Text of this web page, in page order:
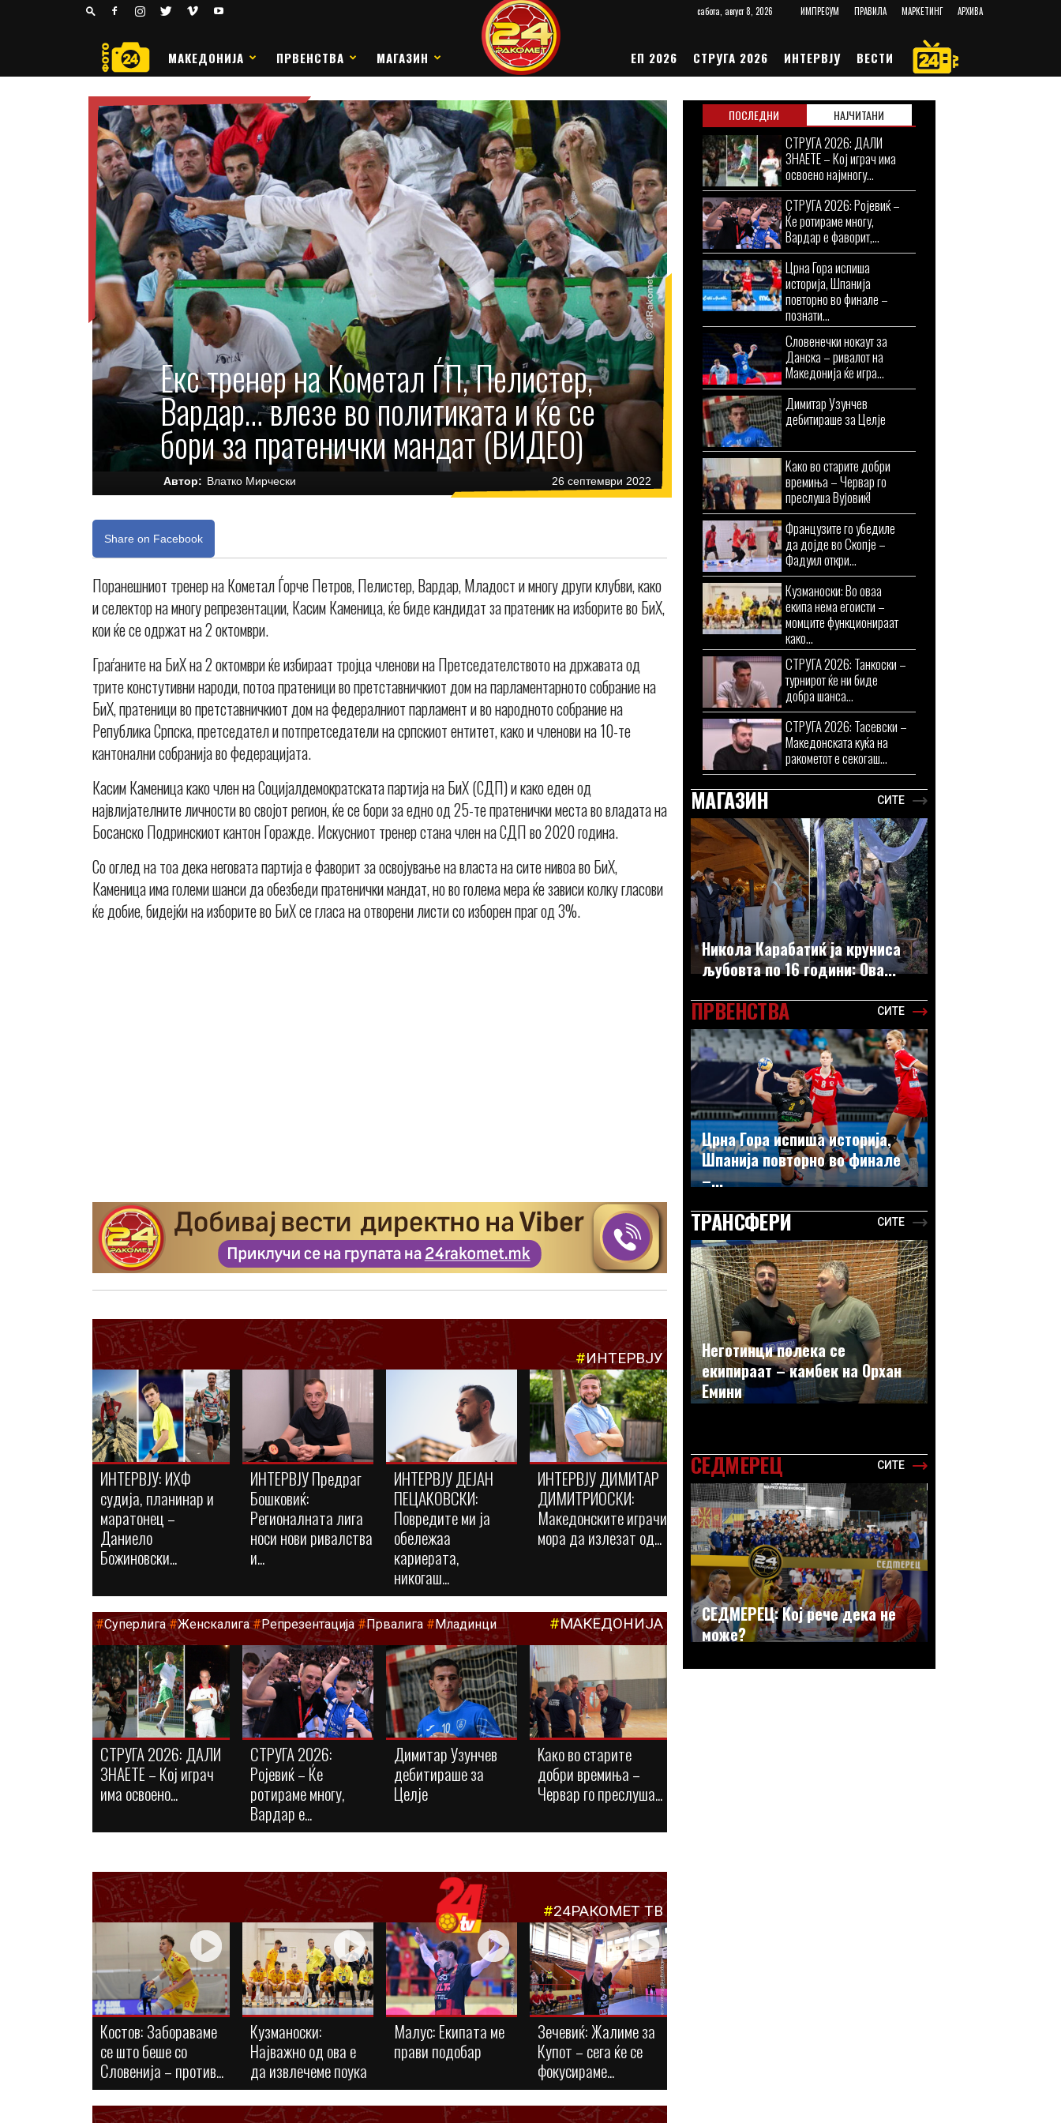
сабота, август 8, 2026 ИМПРЕСУМ ПРАВИЛА МАРКЕТИНГ АРХИВА
РАКОМЕТ
МАКЕДОНИЈА ПРВЕНСТВА МАГАЗИН ЕП 2026 СТРУГА 2026 ИНТЕРВЈУ ВЕСТИ
Екс тренер на Кометал ЃП, Пелистер,
Вардар… влезе во политиката и ќе се
бори за пратенички мандат (ВИДЕО)
Автор: Влатко Мирчески 26 септември 2022
Share on Facebook
Поранешниот тренер на Кометал Ѓорче Петров, Пелистер, Вардар, Младост и многу други клубви, како
и селектор на многу репрезентации, Касим Каменица, ќе биде кандидат за пратеник на изборите во БиХ,
кои ќе се одржат на 2 октомври.
Граѓаните на БиХ на 2 октомври ќе избираат тројца членови на Претседателството на државата од
трите констутивни народи, потоа пратеници во претставничкиот дом на парламентарното собрание на
БиХ, пратеници во претставничкиот дом на федералниот парламент и во народното собрание на
Република Српска, претседател и потпретседатели на српскиот ентитет, како и членови на 10-те
кантонални собранија во федерацијата.
Касим Каменица како член на Социјалдемократската партија на БиХ (СДП) и како еден од
највлијателните личности во својот регион, ќе се бори за едно од 25-те пратенички места во владата на
Босанско Подринскиот кантон Горажде. Искусниот тренер стана член на СДП во 2020 година.
Со оглед на тоа дека неговата партија е фаворит за освојување на власта на сите нивоа во БиХ,
Каменица има големи шанси да обезбеди пратенички мандат, но во голема мера ќе зависи колку гласови
ќе добие, бидејќи на изборите во БиХ се гласа на отворени листи со изборен праг од 3%.
#ИНТЕРВЈУ
ИНТЕРВЈУ: ИХФ
судија, планинар и
маратонец –
Даниело
Божиновски...
ИНТЕРВЈУ Предраг
Бошковиќ:
Регионалната лига
носи нови ривалства
и...
ИНТЕРВЈУ ДЕЈАН
ПЕЦАКОВСКИ:
Повредите ми ја
обележаа
кариерата,
никогаш...
ИНТЕРВЈУ ДИМИТАР
ДИМИТРИОСКИ:
Македонските играчи
мора да излезат од...
#Суперлига #Женскалига#Репрезентација #Првалига #Младинци #МАКЕДОНИЈА
СТРУГА 2026: ДАЛИ
ЗНАЕТЕ – Кој играч
има освоено...
СТРУГА 2026:
Ројевиќ – Ќе
ротираме многу,
Вардар е...
Димитар Узунчев
дебитираше за
Целје
Kaко во старите
добри времиња –
Червар го преслуша...
#24РАКОМЕТ ТВ
Костов: Забораваме
се што беше со
Словенија – против...
Кузманоски:
Најважно од ова е
да извлечеме поука
Малус: Eкипата ме
прави подобар
Зечевиќ: Жалиме за
Купот – сега ќе се
фокусираме...
ПОСЛЕДНИ НАЈЧИТАНИ
СТРУГА 2026: ДАЛИ
ЗНАЕТЕ – Кој играч има
освоено најмногу...
СТРУГА 2026: Ројевиќ –
Ќе ротираме многу,
Вардар е фаворит,...
Црна Гора испиша
историја, Шпанија
повторно во финале –
познати...
Словенечки нокаут за
Данска – ривалот на
Македонија ќе игра...
Димитар Узунчев
дебитираше за Целје
Kaко во старите добри
времиња – Червар го
преслуша Вујовиќ!
Французите го убедиле
да дојде во Скопје –
Фадуил откри...
Кузманоски: Во оваа
екипа нема егоисти –
момците функционираат
како...
СТРУГА 2026: Танкоски –
турнирот ќе ни биде
добра шанса...
СТРУГА 2026: Тасевски –
Македонската куќа на
ракометот е секогаш...
МАГАЗИН СИТЕ
Никола Карабатиќ ја круниса
љубовта по 16 години: Ова...
ПРВЕНСТВА СИТЕ
Црна Гора испиша историја,
Шпанија повторно во финале
–...
ТРАНСФЕРИ СИТЕ
Неготинци полека се
екипираат – камбек на Орхан
Емини
СЕДМЕРЕЦ СИТЕ
СЕДМЕРЕЦ: Кој рече дека не
може?